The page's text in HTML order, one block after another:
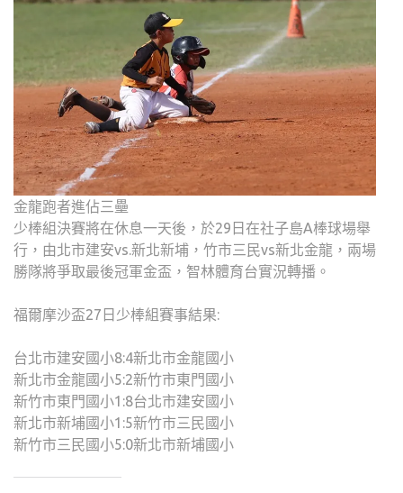
金龍跑者進佔三壘
少棒組決賽將在休息一天後，於29日在社子島A棒球場舉
行，由北市建安vs.新北新埔，竹市三民vs新北金龍，兩場
勝隊將爭取最後冠軍金盃，智林體育台實況轉播。
福爾摩沙盃27日少棒組賽事結果:
台北市建安國小8:4新北市金龍國小
新北市金龍國小5:2新竹市東門國小
新竹市東門國小1:8台北市建安國小
新北市新埔國小1:5新竹市三民國小
新竹市三民國小5:0新北市新埔國小